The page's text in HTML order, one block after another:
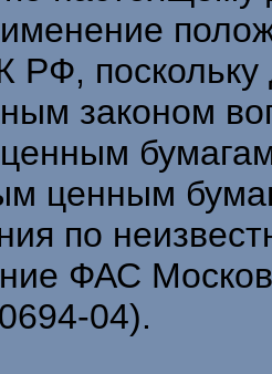
РФ,
законом
ценным
по
ФАС
04).